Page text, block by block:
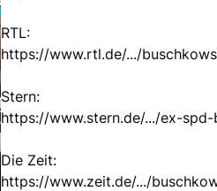
RTL:
https://www.rtl.de/.../
Stern:
https://www.stern.de/.../ex-spd-
Die Zeit:
https://www.zeit.de/.../